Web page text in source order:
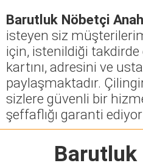
Barutluk Nöbetçi
isteyen siz
için, istenildiği
kartını, adresini ve
paylaşmaktadır.
sizlere güvenli bir
şeffaflığı garanti